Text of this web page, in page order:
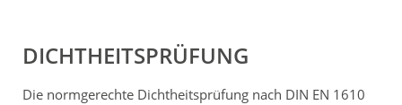
DICHTHEITSPRÜFUNG
Die normgerechte Dichtheitsprüfung nach DIN EN 1610